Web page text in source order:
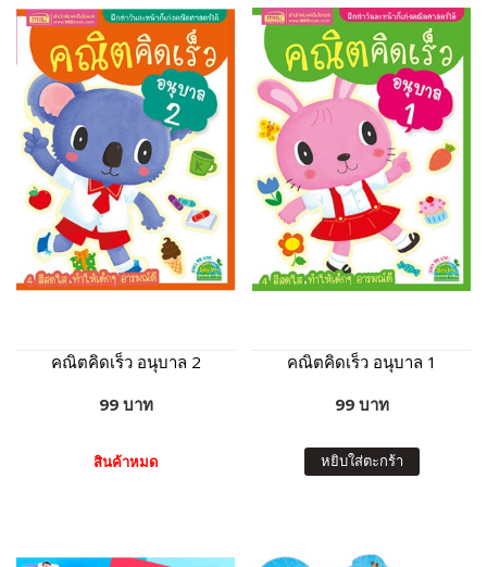
คณิตคิดเร็ว อนุบาล 2
99 บาท
สินค้าหมด
คณิตคิดเร็ว อนุบาล 1
99 บาท
หยิบใส่ตะกร้า